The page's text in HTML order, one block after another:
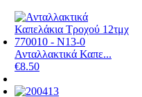
Ανταλλακτικά Καπε...
€8.50